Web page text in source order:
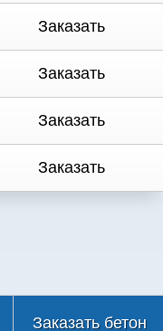
Заказать
Заказать
Заказать
Заказать
Заказать бетон